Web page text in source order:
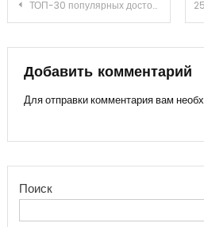
записям
ТОП-30 популярных достопримечательностей Кракова
Добавить комментарий
Для отправки комментария вам
Поиск